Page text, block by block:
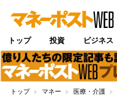
トップ 投資 ビジネス
トップ マネー 医療・介護